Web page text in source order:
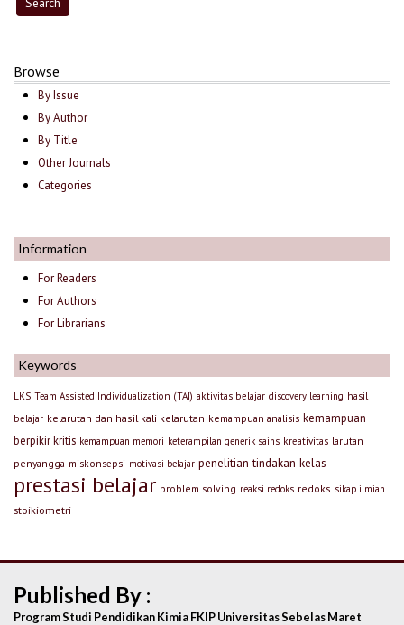
Browse
By Issue
By Author
By Title
Other Journals
Categories
Information
For Readers
For Authors
For Librarians
Keywords
LKS Team Assisted Individualization (TAI) aktivitas belajar discovery learning hasil
belajar kelarutan dan hasil kali kelarutan kemampuan analisis kemampuan
berpikir kritis kemampuan memori keterampilan generik sains kreativitas larutan
penyangga miskonsepsi motivasi belajar penelitian tindakan kelas
prestasi belajar problem solving reaksi redoks redoks sikap ilmiah
stoikiometri
Published By :
Program Studi Pendidikan Kimia FKIP Universitas Sebelas Maret